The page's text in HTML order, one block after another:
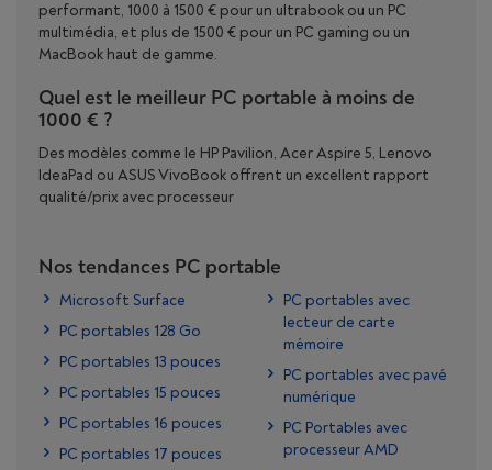
performant, 1000 à 1500 € pour un ultrabook ou un PC
multimédia, et plus de 1500 € pour un PC gaming ou un
MacBook haut de gamme.
Quel est le meilleur PC portable à moins de
1000 € ?
Des modèles comme le HP Pavilion, Acer Aspire 5, Lenovo
IdeaPad ou ASUS VivoBook offrent un excellent rapport
qualité/prix avec processeur
Nos tendances PC portable
Microsoft Surface
PC portables 128 Go
PC portables 13 pouces
PC portables 15 pouces
PC portables 16 pouces
PC portables 17 pouces
PC portables avec
lecteur de carte
mémoire
PC portables avec pavé
numérique
PC Portables avec
processeur AMD